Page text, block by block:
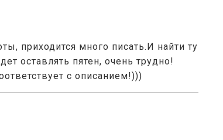
приходится много писать.И найти ту
оставлять пятен, очень трудно!
с описанием!)))